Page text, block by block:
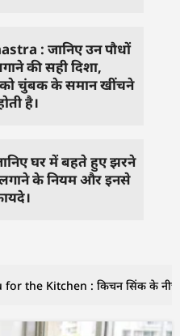
: जानिए उन पौधों
की सही दिशा,
चुंबक के समान खींचने
है।
घर में बहते हुए झरने
लगाने के नियम और इनसे
for the Kitchen : किचन सिंक के नीचे